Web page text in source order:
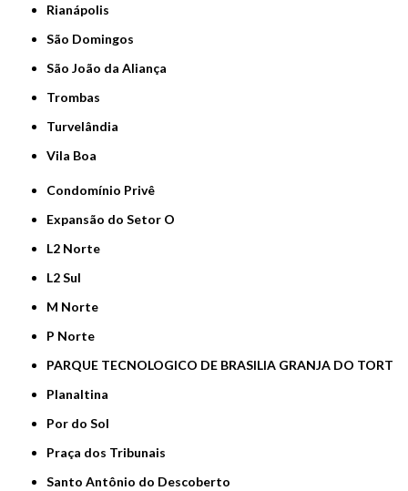
Rianápolis
São Domingos
São João da Aliança
Trombas
Turvelândia
Vila Boa
Condomínio Privê
Expansão do Setor O
L2 Norte
L2 Sul
M Norte
P Norte
PARQUE TECNOLOGICO DE BRASILIA GRANJA DO TORT
Planaltina
Por do Sol
Praça dos Tribunais
Santo Antônio do Descoberto